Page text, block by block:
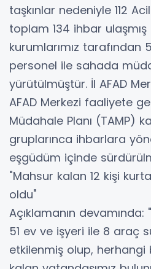
taşkınlar nedeniyle 112
toplam 134 ihbar
kurumlarımız tarafından
personel ile sahada
yürütülmüştür. İl AFAD
AFAD Merkezi faaliyete
Müdahale Planı (TAMP)
gruplarınca ihbarlara
eşgüdüm içinde
"Mahsur kalan 12 kişi
oldu"
Açıklamanın
51 ev ve işyeri ile 8 araç
etkilenmiş olup,